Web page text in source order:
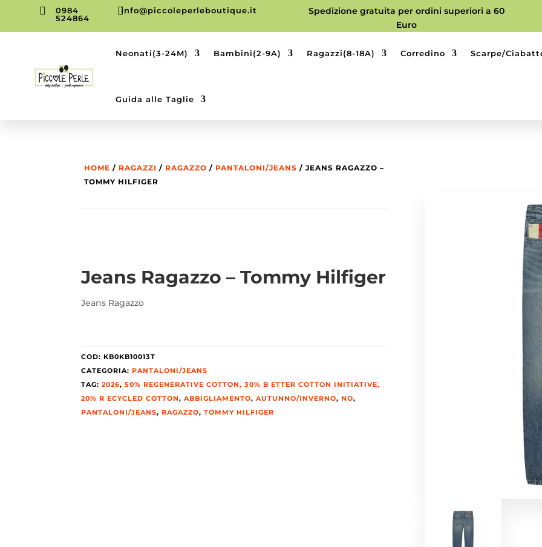

0984
524864
info@piccoleperleboutique.it
Spedizione gratuita per ordini superiori a 60
Euro
Neonati(3-24M) Bambini(2-9A) Ragazzi(8-18A) Corredino Scarpe/
Guida alle Taglie
HOME / RAGAZZI / RAGAZZO / PANTALONI/JEANS / JEANS RAGAZZO –
TOMMY HILFIGER
Jeans Ragazzo – Tommy Hilfiger
Jeans Ragazzo
COD:KB0KB10013T
CATEGORIA:PANTALONI/JEANS
TAG:2026,50% REGENERATIVE COTTON, 30% B ETTER COTTON INITIATIVE,
20% R ECYCLED COTTON,ABBIGLIAMENTO,AUTUNNO/INVERNO,NO,
PANTALONI/JEANS,RAGAZZO,TOMMY HILFIGER